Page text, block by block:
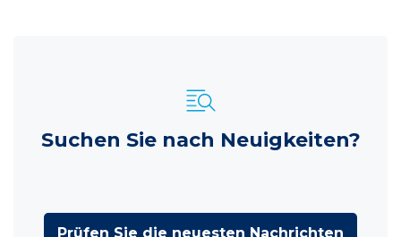
Suchen Sie nach Neuigkeiten?
Prüfen Sie die neuesten Nachrichten